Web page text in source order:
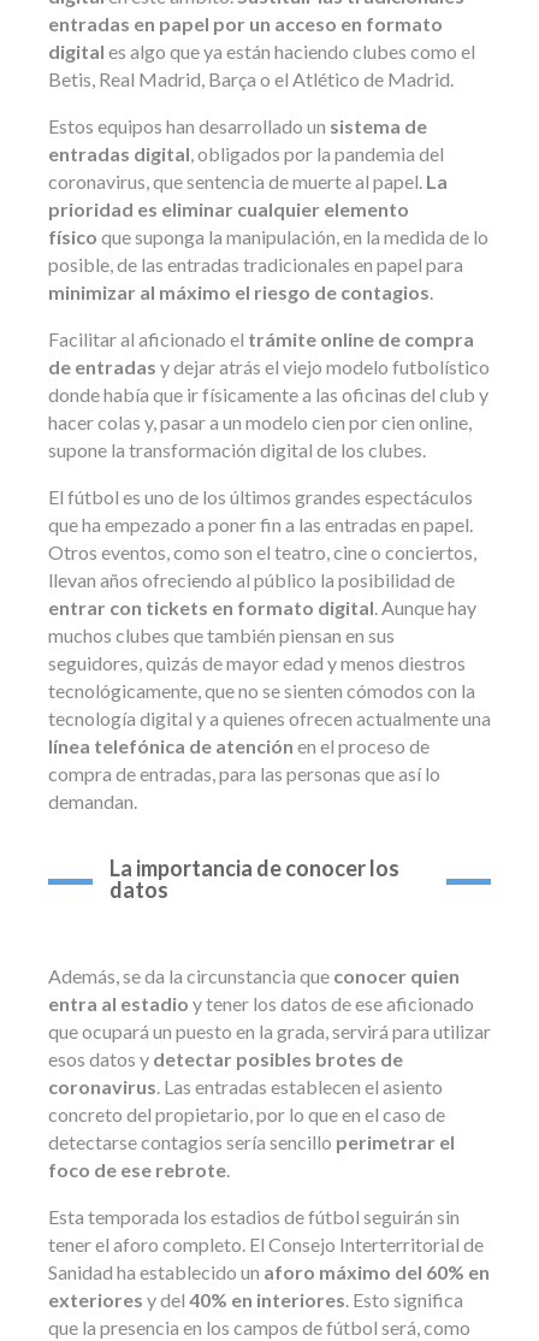
entradas en papel por un acceso en formato
digital es algo que ya están haciendo clubes como el
Betis, Real Madrid, Barça o el Atlético de Madrid.
Estos equipos han desarrollado un sistema de
entradas digital , obligados por la pandemia del
coronavirus, que sentencia de muerte al papel. La
prioridad es eliminar cualquier elemento
físico que suponga la manipulación, en la medida de lo
posible, de las entradas tradicionales en papel para
minimizar al máximo el riesgo de contagios
Facilitar al aficionado el trámite online de compra
de entradas y dejar atrás el viejo modelo futbolístico
donde había que ir físicamente a las oficinas del club y
hacer colas y, pasar a un modelo cien por cien online,
supone la transformación digital de los clubes.
El fútbol es uno de los últimos grandes espectáculos
que ha empezado a poner fin a las entradas en papel.
Otros eventos, como son el teatro, cine o conciertos,
llevan años ofreciendo al público la posibilidad de
entrar con tickets en formato digital . Aunque hay
muchos clubes que también piensan en sus
seguidores, quizás de mayor edad y menos diestros
tecnológicamente, que no se sienten cómodos con la
tecnología digital y a quienes ofrecen actualmente una
línea telefónica de atención en el proceso de
compra de entradas, para las personas que así lo
demandan.
La importancia de conocer los
datos
Además, se da la circunstancia que conocer quien
entra al estadio y tener los datos de ese aficionado
que ocupará un puesto en la grada, servirá para utilizar
esos datos y detectar posibles brotes de
coronavirus . Las entradas establecen el asiento
concreto del propietario, por lo que en el caso de
detectarse contagios sería sencillo perimetrar el
foco de ese rebrote
Esta temporada los estadios de fútbol seguirán sin
tener el aforo completo. El Consejo Interterritorial de
Sanidad ha establecido un aforo máximo del 60% en
exteriores y del 40% en interiores . Esto significa
que la presencia en los campos de fútbol será, como